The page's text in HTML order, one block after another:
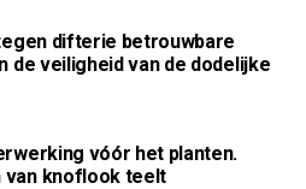
difterie betrouwbare
de veiligheid van de dodelijke
vóór het planten.
van knoflook teelt